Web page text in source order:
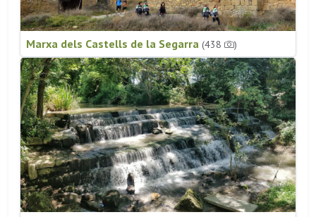
Marxa dels Castells de la Segarra (438 )